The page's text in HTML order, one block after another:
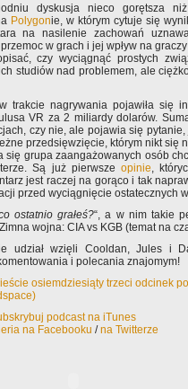
dyskusja nieco gorętsza
Polygonie, w którym cytuje się
na nasilenie zachowań
w grach i jej wpływ na
czy wyciągnąć prostych
studiów nad problemem, ale
trakcie nagrywania pojawiła się
VR za 2 miliardy dolarów.
czy nie, ale pojawia się pytanie,
przedsięwzięcie, którym nikt się
się grupa zaangażowanych osób
Są już pierwszeopinie,
jest raczej na gorąco i tak
przed wyciągnięcie ostatecznych
ostatnio grałeś?“, a w nim takie
wojna: CIA vs KGB (temat na
udział wzięli Cooldan, Jules i
i polecania znajomym!
osiemdziesiąty trzeci odcinek
podcast na iTunes
na Facebooku /na Twitterze